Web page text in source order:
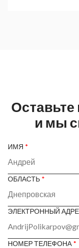
и мы
ИМЯ *
ОБЛАСТЬ *
ЭЛЕКТРОННЫЙ
НОМЕР ТЕЛЕФОНА *